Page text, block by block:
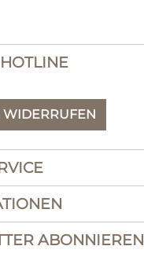
WIDERRUFEN
ABONNIEREN